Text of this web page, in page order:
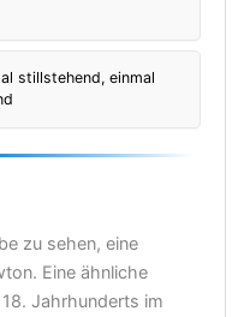
stillstehend, einmal
zu sehen, eine
Eine ähnliche
Jahrhunderts im